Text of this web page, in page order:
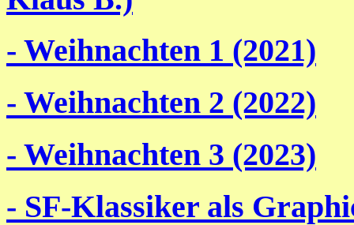
- Weihnachten 1 (2021)
- Weihnachten 2 (2022)
- Weihnachten 3 (2023)
- SF-Klassiker als